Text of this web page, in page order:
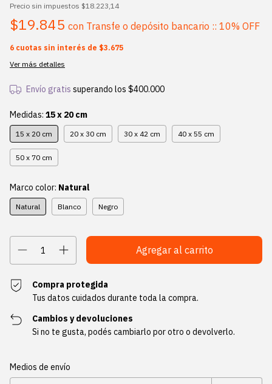
Precio sin impuestos $18.223,14
$19.845 con Transfe o depósito bancario :: 10% OFF
6 cuotas sin interés de $3.675
Ver más detalles
Envío gratis superando los $400.000
Medidas: 15 x 20 cm
15 x 20 cm 20 x 30 cm 30 x 42 cm 40 x 55 cm
50 x 70 cm
Marco color: Natural
Natural Blanco Negro
Compra protegida
Tus datos cuidados durante toda la compra.
Cambios y devoluciones
Si no te gusta, podés cambiarlo por otro o devolverlo.
Entregas para el CP:
Medios de envío